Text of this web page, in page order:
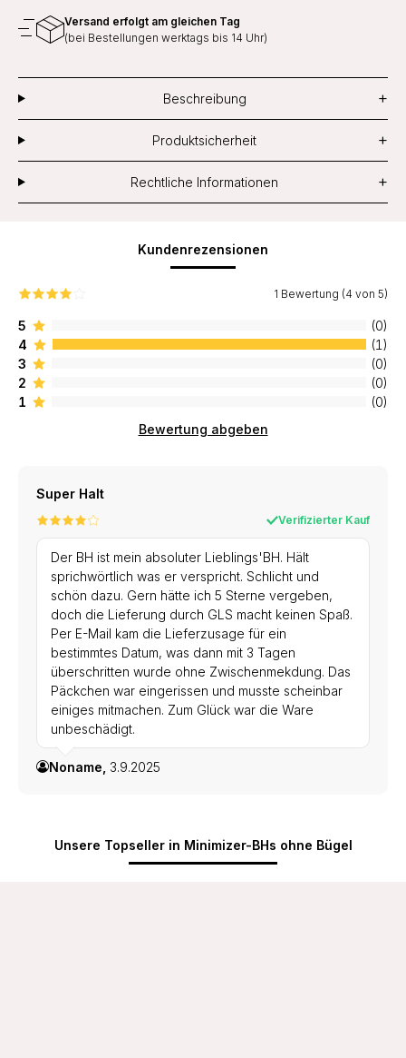
Versand erfolgt am gleichen Tag
(bei Bestellungen werktags bis 14 Uhr)
Beschreibung +
Produktsicherheit +
Rechtliche Informationen +
Kundenrezensionen
1 Bewertung (4 von 5)
5
(0)
4
(1)
3
(0)
2
(0)
1
(0)
Bewertung abgeben
Super Halt
Verifizierter Kauf
Der BH ist mein absoluter Lieblings'BH. Hält
sprichwörtlich was er verspricht. Schlicht und
schön dazu. Gern hätte ich 5 Sterne vergeben,
doch die Lieferung durch GLS macht keinen Spaß.
Per E-Mail kam die Lieferzusage für ein
bestimmtes Datum, was dann mit 3 Tagen
überschritten wurde ohne Zwischenmekdung. Das
Päckchen war eingerissen und musste scheinbar
einiges mitmachen. Zum Glück war die Ware
unbeschädigt.
Noname, 3.9.2025
Unsere Topseller in Minimizer-BHs ohne Bügel